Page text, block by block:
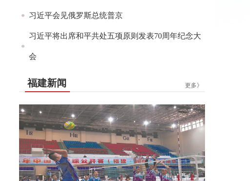
习近平会见俄罗斯总统普京
习近平将出席和平共处五项原则发表70周年纪念大
会
更多》
福建新闻